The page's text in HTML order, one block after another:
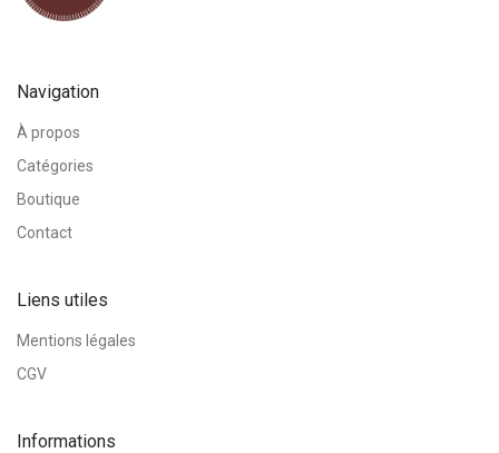
Navigation
À propos
Catégories
Boutique
Contact
Liens utiles
Mentions légales
CGV
Informations